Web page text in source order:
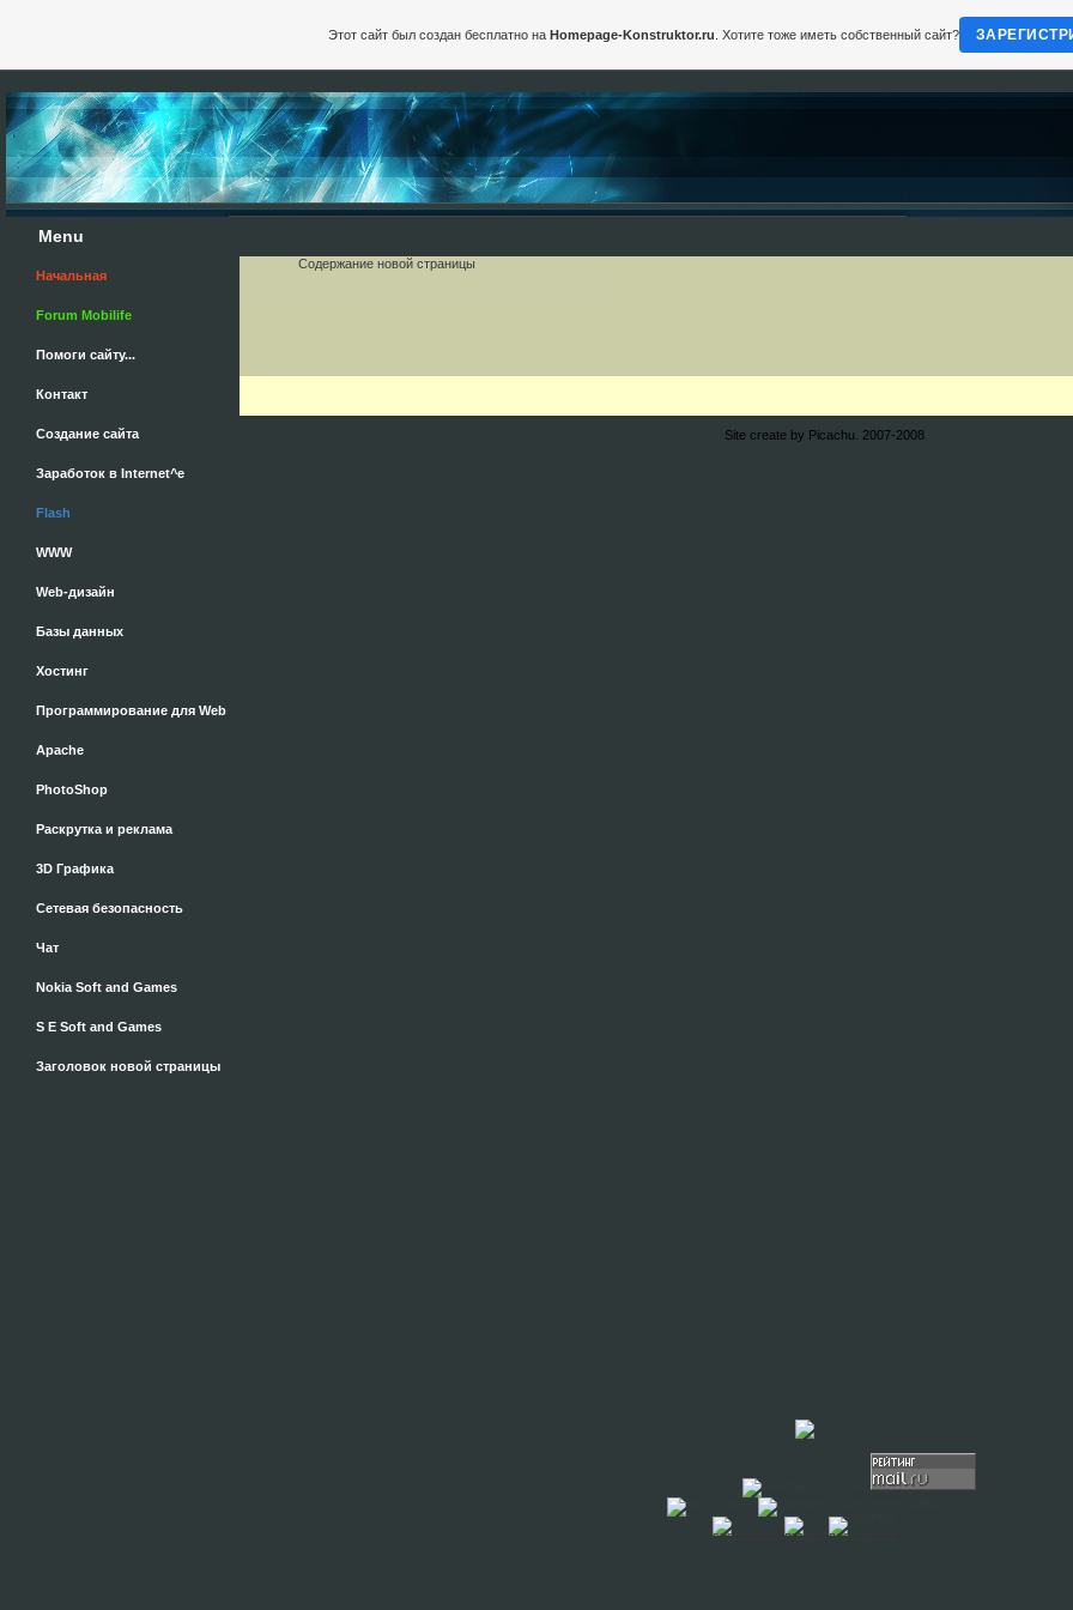
Menu
Начальная
Forum Mobilife
Помоги сайту...
Контакт
Cоздание сайта
Заработок в Internet^e
Flash
WWW
Web-дизайн
Базы данных
Хостинг
Программирование для Web
Apache
PhotoShop
Раскрутка и реклама
3D Графика
Сетевая безопасность
Чат
Nokia Soft and Games
S E Soft and Games
Заголовок новой страницы
Содержание новой страницы
Site create by Picachu. 2007-2008
Этот сайт был создан бесплатно на Homepage-Konstruktor.ru . Хотите тоже иметь собственный сайт?